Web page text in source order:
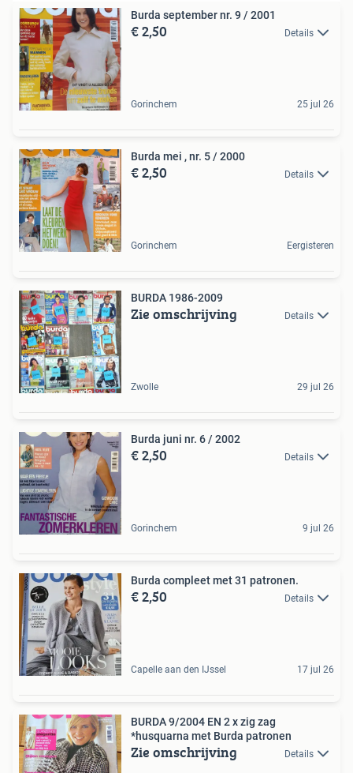
Burda september nr. 9 / 2001
€ 2,50 Details
Gorinchem 25 jul 26
Burda mei , nr. 5 / 2000
€ 2,50 Details
Gorinchem Eergisteren
BURDA 1986-2009
Zie omschrijving Details
Zwolle 29 jul 26
Burda juni nr. 6 / 2002
€ 2,50 Details
Gorinchem 9 jul 26
Burda compleet met 31 patronen.
€ 2,50 Details
Capelle aan den IJssel 17 jul 26
BURDA 9/2004 EN 2 x zig zag
*husquarna met Burda patronen
Zie omschrijving Details